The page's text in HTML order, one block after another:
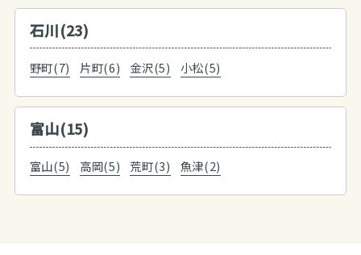
石川(23)
野町(7) 片町(6) 金沢(5) 小松(5)
富山(15)
富山(5) 高岡(5) 荒町(3) 魚津(2)